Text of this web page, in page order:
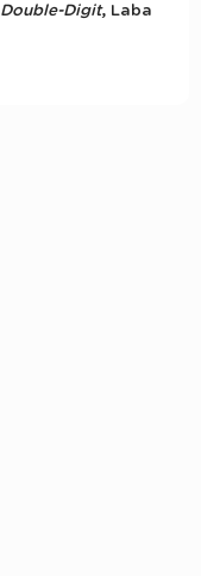
Double-Digit, Laba